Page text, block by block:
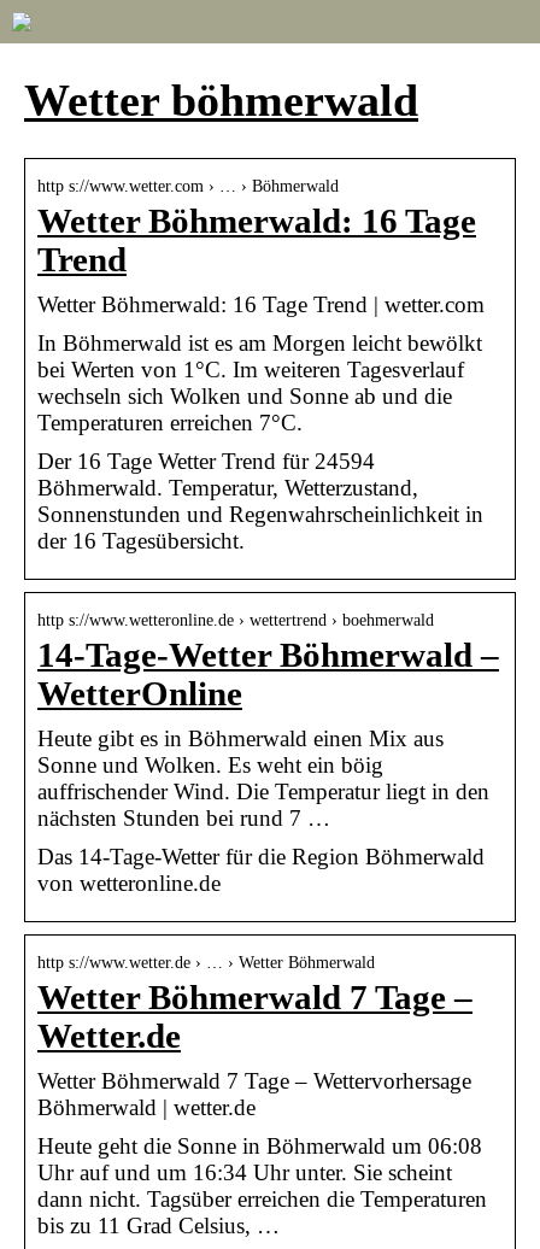
Wetter böhmerwald
http s://www.wetter.com › … › Böhmerwald
Wetter Böhmerwald: 16 Tage
Trend
Wetter Böhmerwald: 16 Tage Trend | wetter.com
In Böhmerwald ist es am Morgen leicht bewölkt
bei Werten von 1°C. Im weiteren Tagesverlauf
wechseln sich Wolken und Sonne ab und die
Temperaturen erreichen 7°C.
Der 16 Tage Wetter Trend für 24594
Böhmerwald. Temperatur, Wetterzustand,
Sonnenstunden und Regenwahrscheinlichkeit in
der 16 Tagesübersicht.
http s://www.wetteronline.de › wettertrend › boehmerwald
14-Tage-Wetter Böhmerwald –
WetterOnline
Heute gibt es in Böhmerwald einen Mix aus
Sonne und Wolken. Es weht ein böig
auffrischender Wind. Die Temperatur liegt in den
nächsten Stunden bei rund 7 …
Das 14-Tage-Wetter für die Region Böhmerwald
von wetteronline.de
http s://www.wetter.de › … › Wetter Böhmerwald
Wetter Böhmerwald 7 Tage –
Wetter.de
Wetter Böhmerwald 7 Tage – Wettervorhersage
Böhmerwald | wetter.de
Heute geht die Sonne in Böhmerwald um 06:08
Uhr auf und um 16:34 Uhr unter. Sie scheint
dann nicht. Tagsüber erreichen die Temperaturen
bis zu 11 Grad Celsius, …